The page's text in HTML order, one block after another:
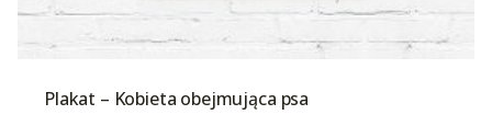
Plakat – Kobieta obejmująca psa